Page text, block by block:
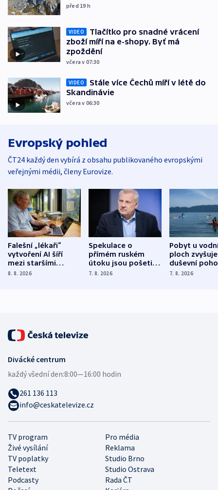
před 19 h
VIDEO
Tlačítko pro snadné vrácení
zboží míří na e-shopy. Byť má
zpoždění
včera v 07:30
VIDEO
Stále více Čechů míří v létě do
Skandinávie
včera v 06:30
Evropský pohled
ČT24 každý den vybírá z obsahu publikovaného evropskými
veřejnými médii, členy Eurovize.
Falešní „lékaři“
vytvoření AI šíří
mezi staršími
Poláky nebezpečné
8. 8. 2026
Spekulace o
přímém ruském
útoku jsou pošetilé,
míní estonský
7. 8. 2026
Pobyt u
ploch zvyšuje
duševní
ukázala
7. 8. 2026
TV program
Pro média
Živé vysílání
Reklama
TV poplatky
Studio Brno
Teletext
Studio Ostrava
Podcasty
Rada ČT
Divácké centrum
každý všední den:8:00—16:00 hodin
261 136 113
info@ceskatelevize.cz